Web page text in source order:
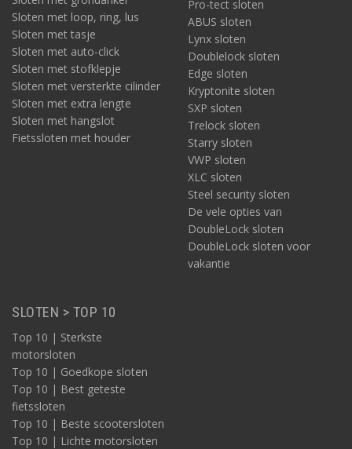
Sloten met loop, ring, lus
Sloten met tasje
Sloten met auto-click
Sloten met stofklepje
Sloten met versterkte cilinder
Sloten met extra lengte
Sloten met hangslot
Fietssloten met houder
Pro-tect sloten
ABUS sloten
Lynx sloten
Doublelock sloten
Edge sloten
Kryptonite sloten
SXP sloten
Trelock sloten
Starry sloten
VWP sloten
XLC sloten
Steel security sloten
De vele opties van
DoubleLock sloten
DoubleLock sloten voor
vakantie
SLOTEN > TOP 10
Top 10 | Sterkste
motorsloten
Top 10 | Goedkope sloten
Top 10 | Best geteste
fietssloten
Top 10 | Beste scootersloten
Top 10 | Lichte motorsloten